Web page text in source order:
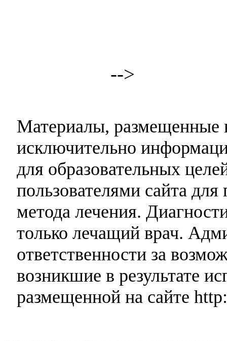
-->
Материалы, размещенные
исключительно
для образовательных
пользователями сайта
метода лечения.
только лечащий врач.
ответственности за
возникшие в результате
размещенной на сайте